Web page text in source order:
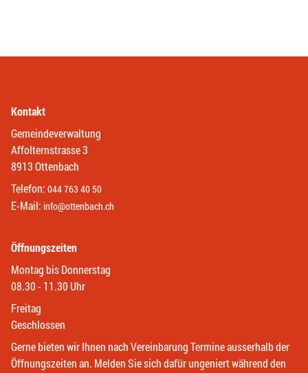
Kontakt
Gemeindeverwaltung
Affolternstrasse 3
8913 Ottenbach
Telefon: 044 763 40 50
E-Mail: info@ottenbach.ch
Öffnungszeiten
Montag bis Donnerstag
08.30 - 11.30 Uhr
Freitag
Geschlossen
Gerne bieten wir Ihnen nach Vereinbarung Termine ausserhalb der
Öffnungszeiten an. Melden Sie sich dafür ungeniert während den